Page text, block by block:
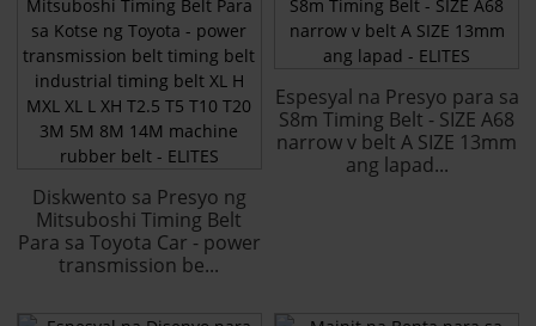
Diskwento sa Presyo ng
Mitsuboshi Timing Belt
Para sa Toyota Car - power
transmission be...
Espesyal na Presyo para sa
S8m Timing Belt - SIZE A68
narrow v belt A SIZE 13mm
ang lapad...